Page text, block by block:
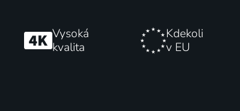
Vysoká
kvalita
Kdekoli
v EU